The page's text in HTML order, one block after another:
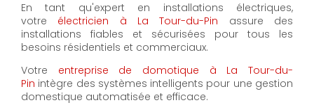
En tant qu'expert en installations électriques,
votre électricien à La Tour-du-Pin assure des
installations fiables et sécurisées pour tous les
besoins résidentiels et commerciaux.
Votre entreprise de domotique à La Tour-du-
Pin intègre des systèmes intelligents pour une gestion
domestique automatisée et efficace.